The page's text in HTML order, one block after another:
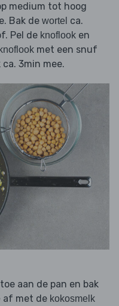
medium tot hoog
Bak de wortel ca.
Pel de knoflook en
knoflook met een snuf
ca. 3min mee.
toe aan de pan en bak
af met de kokosmelk